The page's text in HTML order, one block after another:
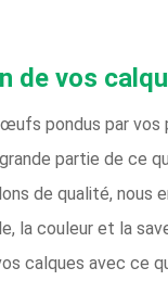
de vos
pondus par vos
partie de ce
de qualité, nous
la couleur et la
calques avec ce